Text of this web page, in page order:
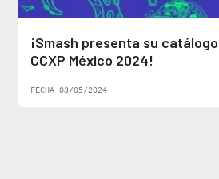
¡Smash presenta su
CCXP México 2024!
FECHA 03/05/2024